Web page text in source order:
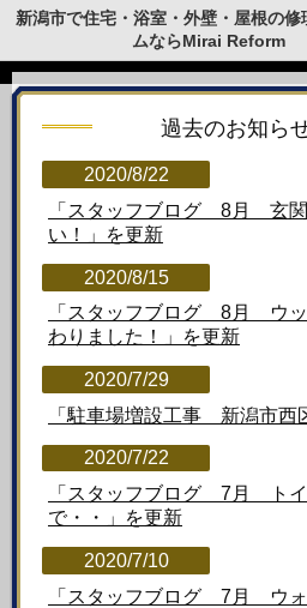
新潟市で住宅・浴室・外壁・屋根の修
ムならMirai Reform
過去のお知ら
2020/8/22
「スタッフブログ 8月 玄
い！」
を更新
2020/8/15
「スタッフブログ 8月 ウ
わりました！」
を更新
2020/7/29
「駐車場増設工事 新潟市西
2020/7/22
「スタッフブログ 7月 ト
で・・」
を更新
2020/7/10
「スタッフブログ 7月 ウ